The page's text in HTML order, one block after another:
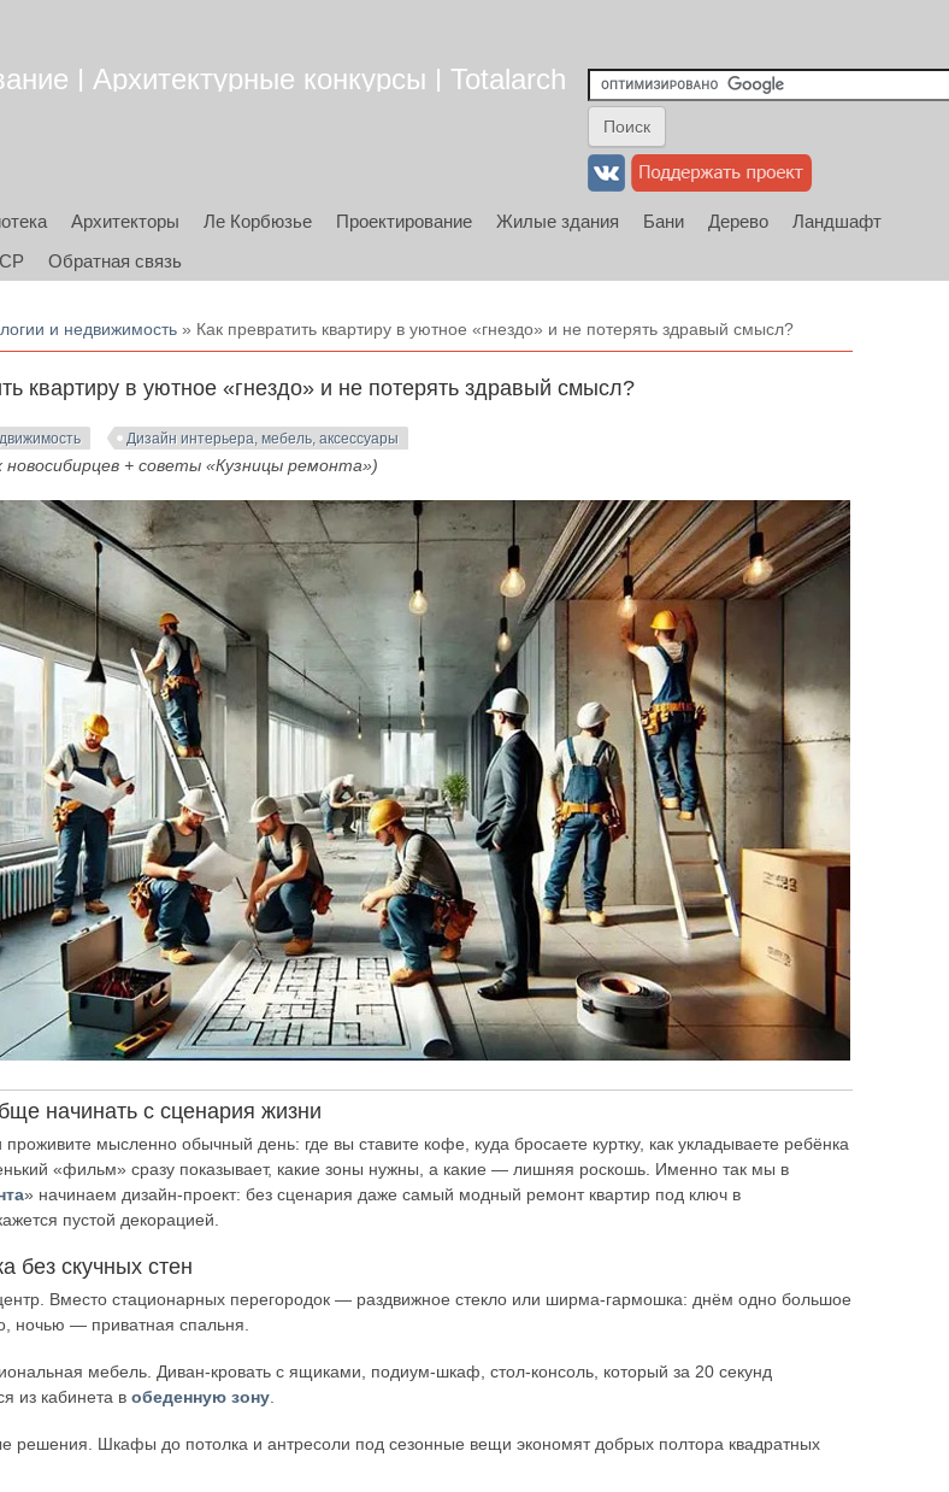
| Архитектурные конкурсы | Totalarch
Архитекторы Ле Корбюзье Проектирование Жилые здания Бани Дерево
Ландшафт
Обратная связь
и недвижимость » Как превратить квартиру в уютное «гнездо» и не потерять здравый смысл?
квартиру в уютное «гнездо» и не потерять здравый смысл?
Дизайн интерьера, мебель, аксессуары
+ советы «Кузницы ремонта»)
начинать с сценария жизни
проживите мысленно обычный день: где вы ставите кофе, куда бросаете куртку, как укладываете ребёнка
«фильм» сразу показывает, какие зоны нужны, а какие — лишняя роскошь. Именно так мы в
» начинаем дизайн-проект: без сценария даже самый модный ремонт квартир под ключ в
пустой декорацией.
без скучных стен
Вместо стационарных перегородок — раздвижное стекло или ширма-гармошка: днём одно большое
ночью — приватная спальня.
мебель. Диван-кровать с ящиками, подиум-шкаф, стол-консоль, который за 20 секунд
из кабинета вобеденную зону
решения. Шкафы до потолка и антресоли под сезонные вещи экономят добрых полтора квадратных